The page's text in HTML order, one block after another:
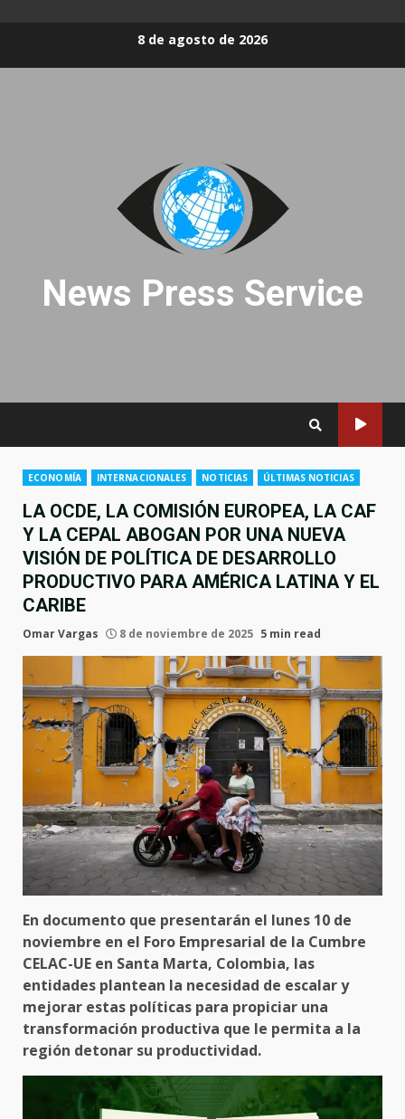
8 de agosto de 2026
News Press Service
ECONOMÍA INTERNACIONALES NOTICIAS ÚLTIMAS NOTICIAS
LA OCDE, LA COMISIÓN EUROPEA, LA CAF
Y LA CEPAL ABOGAN POR UNA NUEVA
VISIÓN DE POLÍTICA DE DESARROLLO
PRODUCTIVO PARA AMÉRICA LATINA Y EL
CARIBE
Omar Vargas 8 de noviembre de 2025 5 min read
En documento que presentarán el lunes 10 de
noviembre en el Foro Empresarial de la Cumbre
CELAC-UE en Santa Marta, Colombia, las
entidades plantean la necesidad de escalar y
mejorar estas políticas para propiciar una
transformación productiva que le permita a la
región detonar su productividad.